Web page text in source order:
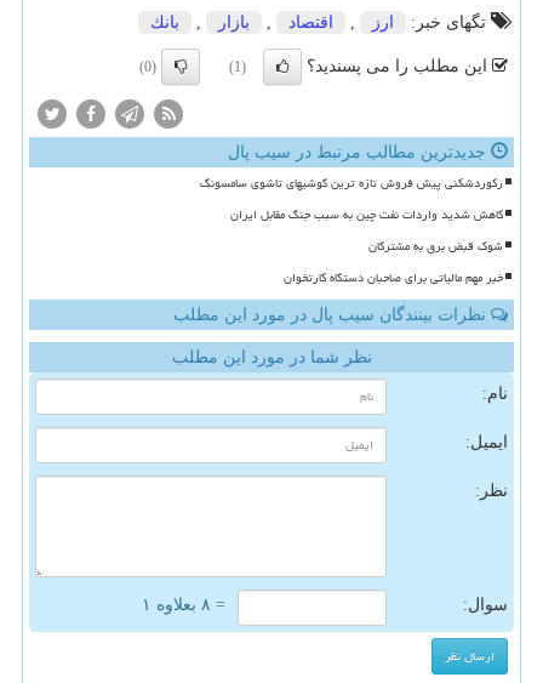
تگهای خبر:
ارز اقتصاد بازار بانك
این مطلب را می پسندید؟ (1)
(0)
جدیدترین مطالب مرتبط در سیب پال
رکوردشکنی پیش فروش تازه ترین گوشیهای تاشوی سامسونگ
کاهش شدید واردات نفت چین به سبب جنگ مقابل ایران
شوک قبض برق به مشترکان
خبر مهم مالیاتی برای صاحبان دستگاه کارتخوان
نظرات بینندگان سیب پال در مورد این مطلب
نظر شما در مورد این مطلب
نام:
ایمیل:
نظر:
سوال: = ۸ بعلاوه ۱